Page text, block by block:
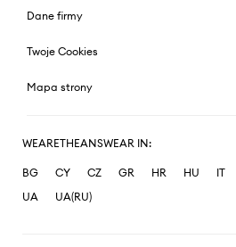
Dane firmy
Twoje Cookies
Mapa strony
WEARETHEANSWEAR IN:
BG CY CZ GR HR HU IT
UA
UA(RU)